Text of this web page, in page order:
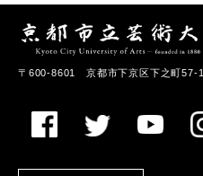
〒600-8601 京都市下京区下之町57-1